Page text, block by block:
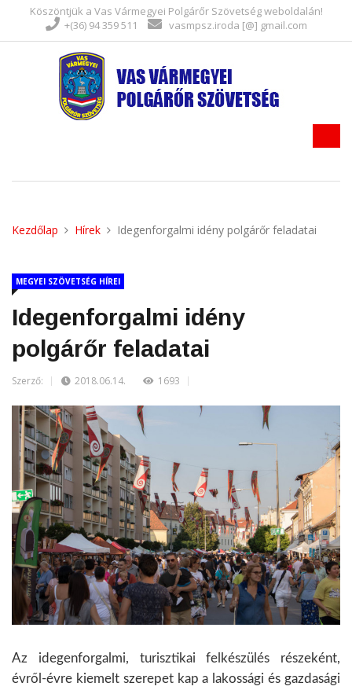
Köszöntjük a Vas Vármegyei Polgárőr Szövetség weboldalán!
+(36) 94 359 511
vasmpsz.iroda [@] gmail.com
Kezdőlap Hírek Idegenforgalmi idény polgárőr feladatai
MEGYEI SZÖVETSÉG HÍREI
Idegenforgalmi idény
polgárőr feladatai
Szerző: 2018.06.14. 1693
Az idegenforgalmi, turisztikai felkészülés részeként,
évről-évre kiemelt szerepet kap a lakossági és gazdasági